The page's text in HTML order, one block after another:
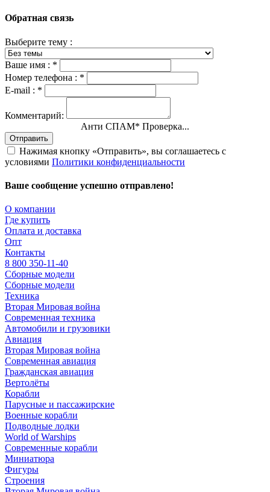
Обратная связь
Выберите тему :
Ваше имя : *
Номер телефона : *
E-mail : *
Комментарий:
Анти СПАМ* Проверка...
Отправить
Нажимая кнопку «Отправить», вы соглашаетесь с
условиями Политики конфиденциальности
Ваше сообщение успешно отправлено!
О компании
Где купить
Оплата и доставка
Опт
Контакты
8 800 350-11-40
Сборные модели
Сборные модели
Техника
Вторая Мировая война
Современная техника
Автомобили и грузовики
Авиация
Вторая Мировая война
Современная авиация
Гражданская авиация
Вертолёты
Корабли
Парусные и пассажирские
Военные корабли
Подводные лодки
World of Warships
Современные корабли
Миниатюра
Фигуры
Строения